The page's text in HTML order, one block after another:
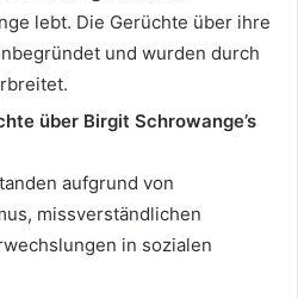
lebt. Die Gerüchte über ihre
und wurden durch
über Birgit Schrowange’s
aufgrund von
missverständlichen
in sozialen